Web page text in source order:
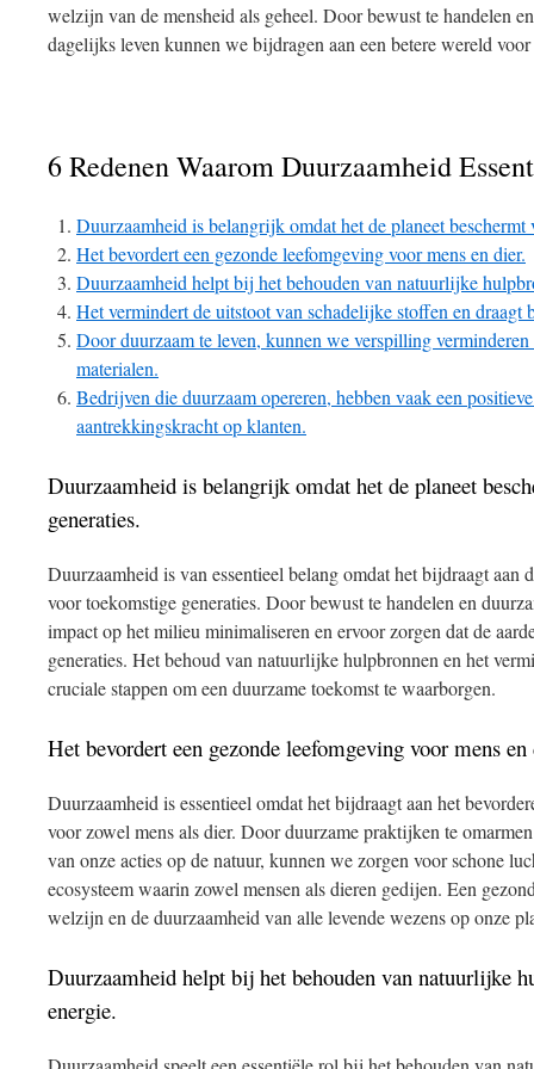
welzijn van de mensheid als geheel. Door bewust te handelen
dagelijks leven kunnen we bijdragen aan een betere wereld
6 Redenen Waarom Duurzaamheid
Duurzaamheid is belangrijk omdat het de planeet beschermt
Het bevordert een gezonde leefomgeving voor mens en dier.
Duurzaamheid helpt bij het behouden van natuurlijke
Het vermindert de uitstoot van schadelijke stoffen en draagt
Door duurzaam te leven, kunnen we verspilling
materialen.
Bedrijven die duurzaam opereren, hebben vaak een
aantrekkingskracht op klanten.
Duurzaamheid is belangrijk omdat het de planeet
generaties.
Duurzaamheid is van essentieel belang omdat het bijdraagt aan
voor toekomstige generaties. Door bewust te handelen en
impact op het milieu minimaliseren en ervoor zorgen dat de
generaties. Het behoud van natuurlijke hulpbronnen en het
cruciale stappen om een duurzame toekomst te waarborgen.
Het bevordert een gezonde leefomgeving voor mens en
Duurzaamheid is essentieel omdat het bijdraagt aan het
voor zowel mens als dier. Door duurzame praktijken te
van onze acties op de natuur, kunnen we zorgen voor schone
ecosysteem waarin zowel mensen als dieren gedijen. Een
welzijn en de duurzaamheid van alle levende wezens op onze
Duurzaamheid helpt bij het behouden van natuurlijke
energie.